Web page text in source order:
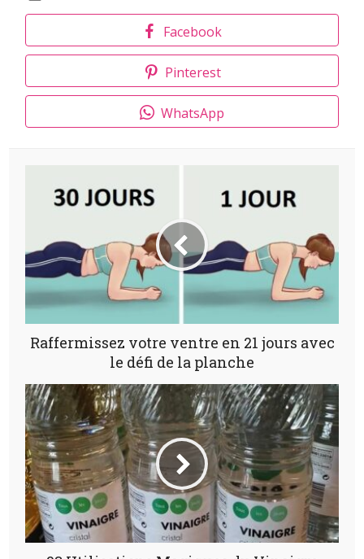
Facebook
Pinterest
WhatsApp
Raffermissez votre ventre en 21 jours avec
le défi de la planche